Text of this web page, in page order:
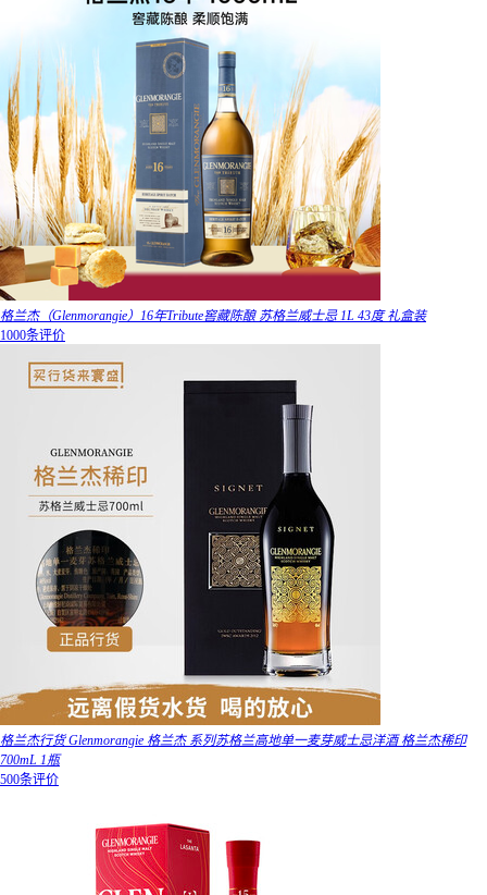
格兰杰（Glenmorangie）16年Tribute窖藏陈酿 苏格兰威士忌 1L 43度 礼盒装
1000条评价
格兰杰行货 Glenmorangie 格兰杰 系列苏格兰高地单一麦芽威士忌洋酒 格兰杰稀印
700mL 1瓶
500条评价